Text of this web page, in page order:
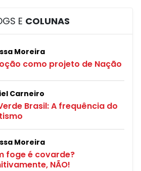
E COLUNAS
Moreira
como projeto de Nação
Carneiro
Brasil: A frequência do
Moreira
foge é covarde?
NÃO!